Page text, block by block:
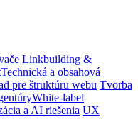
Linkbuilding &
Technická a obsahová
pre štruktúru webu Tvorba
White-label
a AI riešenia UX